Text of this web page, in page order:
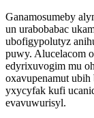
Ganamosumeby
un urabobabac
ubofigypolutyz
puwy. Alucelacom
edyrixuvogim mu
oxavupenamut
yxycyfak kufi
evavuwurisyl.